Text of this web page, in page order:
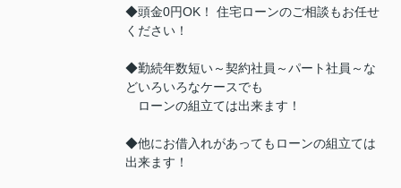
◆頭金0円OK！ 住宅ローンのご相談もお任せ
ください！
◆勤続年数短い～契約社員～パート社員～な
どいろいろなケースでも
ローンの組立ては出来ます！
◆他にお借入れがあってもローンの組立ては
出来ます！